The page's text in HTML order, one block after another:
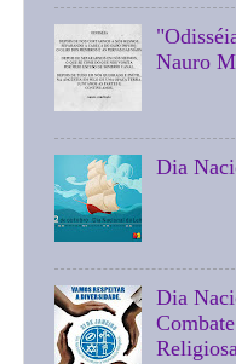
Nauro
Dia
Dia
Religiosa